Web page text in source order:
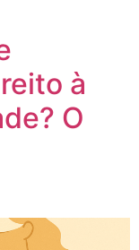
à
O